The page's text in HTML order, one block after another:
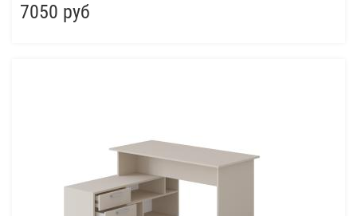
7050 руб